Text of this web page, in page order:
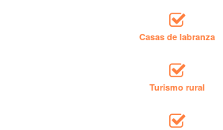
Casas de labranza
Turismo rural